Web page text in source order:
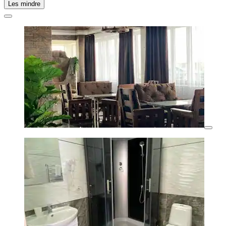
Les mindre